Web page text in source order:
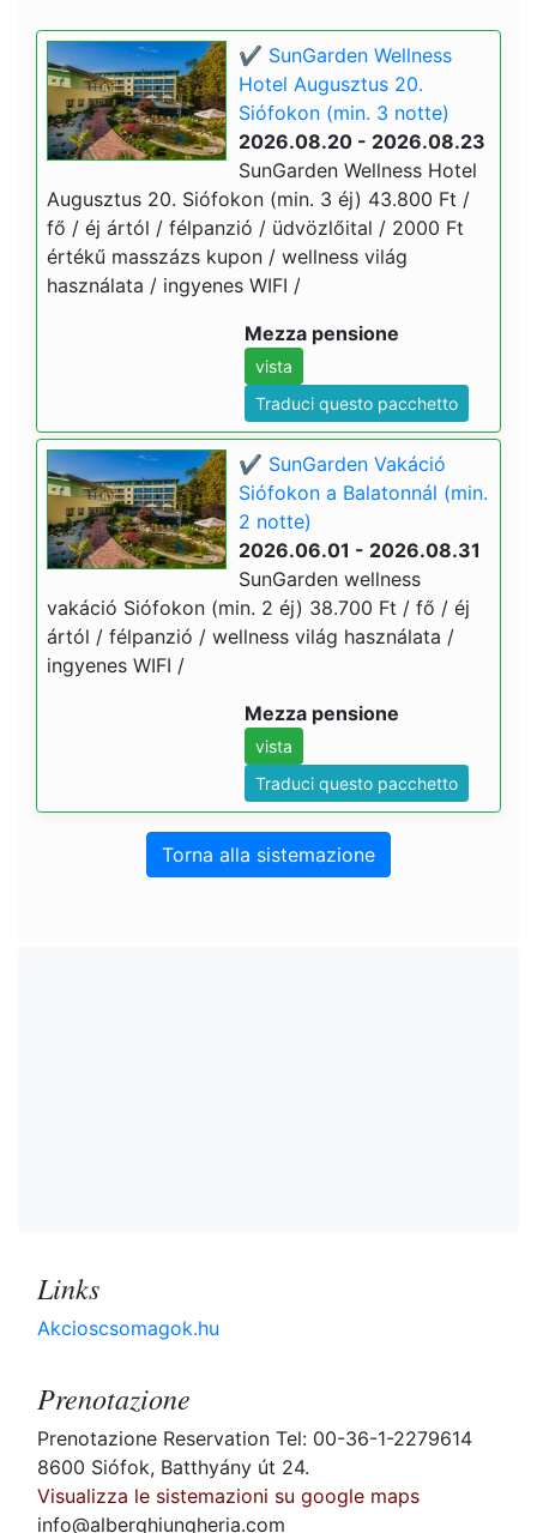
✔️ SunGarden Wellness
Hotel Augusztus 20.
Siófokon (min. 3 notte)
2026.08.20 - 2026.08.23
SunGarden Wellness Hotel
Augusztus 20. Siófokon (min. 3 éj) 43.800 Ft /
fő / éj ártól / félpanzió / üdvözlőital / 2000 Ft
értékű masszázs kupon / wellness világ
használata / ingyenes WIFI /
Mezza pensione
vista
Traduci questo pacchetto
✔️ SunGarden Vakáció
Siófokon a Balatonnál (min.
2 notte)
2026.06.01 - 2026.08.31
SunGarden wellness
vakáció Siófokon (min. 2 éj) 38.700 Ft / fő / éj
ártól / félpanzió / wellness világ használata /
ingyenes WIFI /
Mezza pensione
vista
Traduci questo pacchetto
Torna alla sistemazione
Links
Akcioscsomagok.hu
Prenotazione
Prenotazione Reservation Tel: 00-36-1-2279614
8600 Siófok, Batthyány út 24.
Visualizza le sistemazioni su google maps
info@alberghiungheria.com